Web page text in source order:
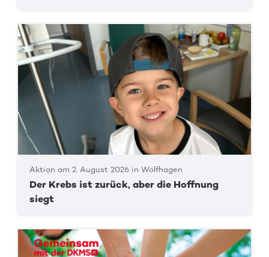
Aktion am 2. August 2026 in Wolfhagen
Der Krebs ist zurück, aber die Hoffnung
siegt